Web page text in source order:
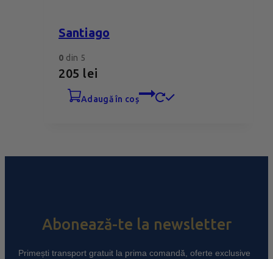
Santiago
0 din 5
205 lei
adaugă în coș
Abonează-te la newsletter
Primești transport gratuit la prima comandă, oferte exclusive